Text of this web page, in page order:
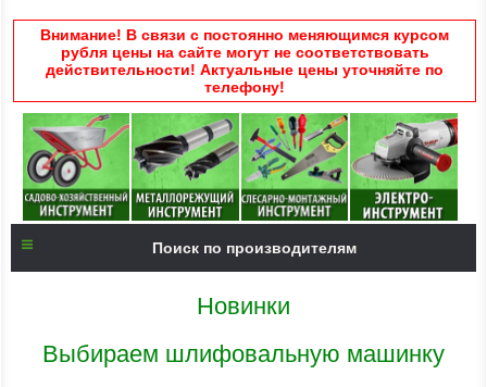
Внимание! В связи с постоянно меняющимся курсом
рубля цены на сайте могут не соответствовать
действительности! Актуальные цены уточняйте по
телефону!
Поиск по производителям
Новинки
Выбираем шлифовальную машинку